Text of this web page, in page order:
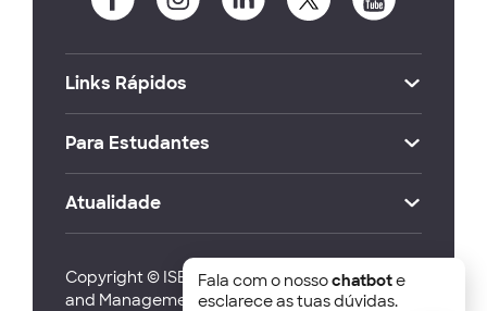
Links Rápidos
Para Estudantes
Atualidade
Copyright © ISEG Lisbon School of Economics
and Management 2026
Fala com o nossochatbote
esclarece as tuas dúvidas.